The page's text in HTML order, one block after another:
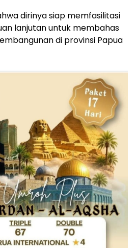
dirinya siap memfasilitasi
lanjutan untuk membahas
di provinsi Papua